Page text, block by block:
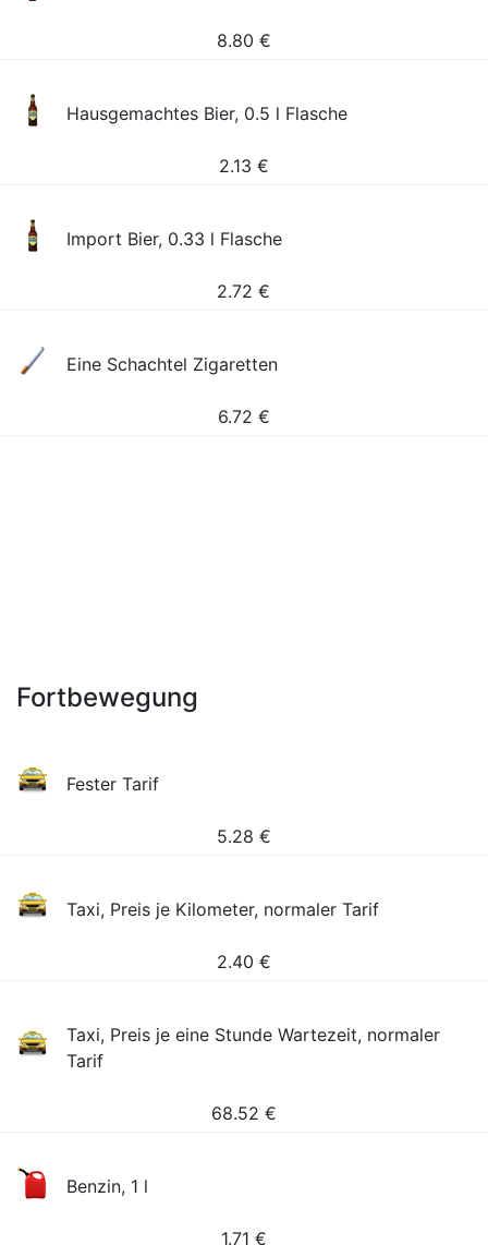
8.80 €
Hausgemachtes Bier, 0.5 l Flasche
2.13 €
Import Bier, 0.33 l Flasche
2.72 €
Eine Schachtel Zigaretten
6.72 €
Fortbewegung
Fester Tarif
5.28 €
Taxi, Preis je Kilometer, normaler Tarif
2.40 €
Taxi, Preis je eine Stunde Wartezeit, normaler
Tarif
68.52 €
Benzin, 1 l
1.71 €